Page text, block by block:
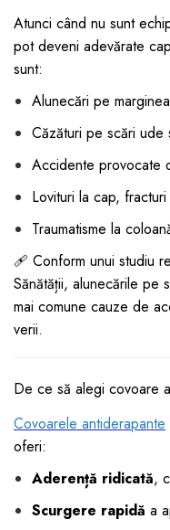
Igiena copii
Atunci când nu sunt
pot deveni adevărate
sunt:
Alunecări pe
Căzături pe scări ude
Accidente provocate
Lovituri la cap,
Traumatisme la
🩹 Conform unui studiu
Sănătății, alunecările pe
mai comune cauze de
verii.
De ce să alegi covoare
Covoarele antiderapante
oferi:
Aderență ridicată,
Scurgere rapidă a